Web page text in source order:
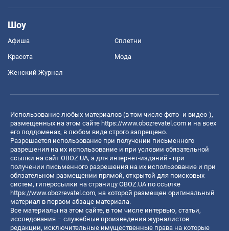
Шоу
Афиша Сплетни
Красота Мода
Женский Журнал
Использование любых материалов (в том числе фото- и видео-),
размещенных на этом сайте https://www.obozrevatel.com и на всех
его поддоменах, в любом виде строго запрещено.
Разрешается использование при получении письменного
разрешения на их использование и при условии обязательной
ссылки на сайт OBOZ.UA, а для интернет-изданий - при
получении письменного разрешения на их использование и при
обязательном размещении прямой, открытой для поисковых
систем, гиперссылки на страницу OBOZ.UA по ссылке
https://www.obozrevatel.com, на которой размещен оригинальный
материал в первом абзаце материала.
Все материалы на этом сайте, в том числе интервью, статьи,
исследования – служебные произведения журналистов
редакции, исключительные имущественные права на которые